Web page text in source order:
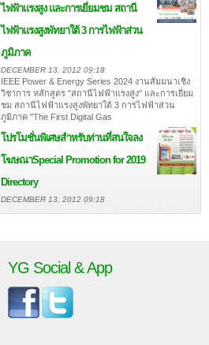
ไฟฟ้าแรงสูง และการเยี่ยมชม สถานี
ไฟฟ้าแรงสูงพัทยาใต้ 3 การไฟฟ้าส่วน
ภูมิภาค
DECEMBER 13, 2012 09:18
IEEE Power & Energy Series 2024 งานสัมมนาเชิง
วิชาการ หลักสูตร "สถานีไฟฟ้าแรงสูง" และการเยี่ยม
ชม สถานีไฟฟ้าแรงสูงพัทยาใต้ 3 การไฟฟ้าส่วน
ภูมิภาค "The First Digital Gas
โปรโมชั่นพิเศษสำหรับท่านที่สนใจลง
โฆษณาSpecial Promotion for 2019
Directory
DECEMBER 13, 2012 09:18
YG Social & App